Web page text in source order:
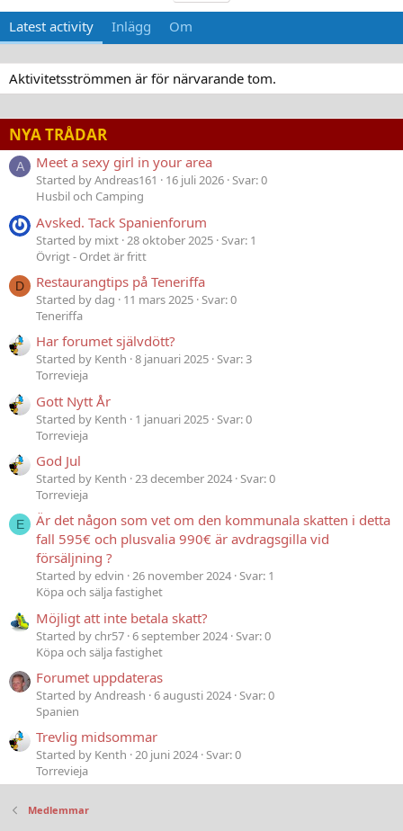
Latest activity Inlägg Om
Aktivitetsströmmen är för närvarande tom.
NYA TRÅDAR
A Meet a sexy girl in your area
Started by Andreas161 16 juli 2026 Svar: 0
Husbil och Camping
Avsked. Tack Spanienforum
Started by mixt 28 oktober 2025 Svar: 1
Övrigt - Ordet är fritt
D Restaurangtips på Teneriffa
Started by dag 11 mars 2025 Svar: 0
Teneriffa
Har forumet självdött?
Started by Kenth 8 januari 2025 Svar: 3
Torrevieja
Gott Nytt År
Started by Kenth 1 januari 2025 Svar: 0
Torrevieja
God Jul
Started by Kenth 23 december 2024 Svar: 0
Torrevieja
E
Är det någon som vet om den kommunala skatten i detta
fall 595€ och plusvalia 990€ är avdragsgilla vid
försäljning ?
Started by edvin 26 november 2024 Svar: 1
Köpa och sälja fastighet
Möjligt att inte betala skatt?
Started by chr57 6 september 2024 Svar: 0
Köpa och sälja fastighet
Forumet uppdateras
Started by Andreash 6 augusti 2024 Svar: 0
Spanien
Trevlig midsommar
Started by Kenth 20 juni 2024 Svar: 0
Torrevieja
Medlemmar